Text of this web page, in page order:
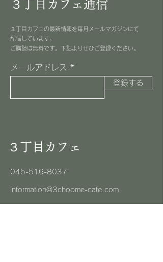
３丁目カフェ通信
３丁目カフェの最新情報を毎月メールマガジンにて
配信しています。
​ご購読は無料です。下記よりぜひご登録ください。
メールアドレス
登録する
３丁目カフェ
045-516-8037
information@3choome-cafe.com